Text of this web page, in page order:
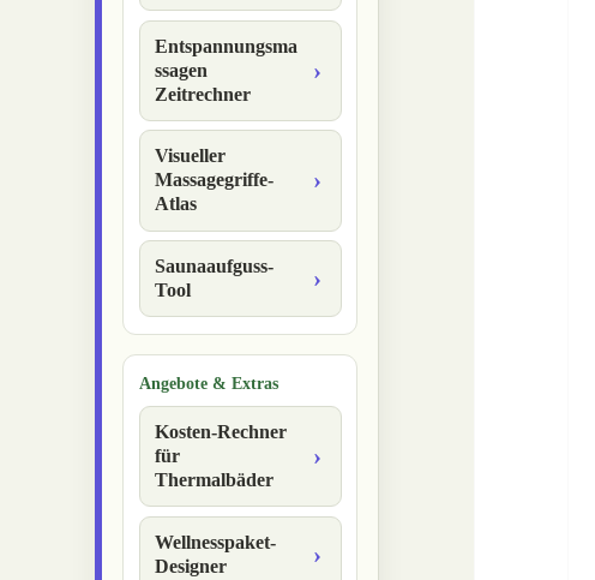
Entspannungsma
ssagen
Zeitrechner
Visueller
Massagegriffe-
Atlas
Saunaaufguss-
Tool
Angebote & Extras
Kosten-Rechner
für
Thermalbäder
Wellnesspaket-
Designer